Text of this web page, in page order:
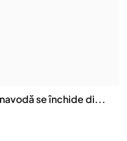
se închide di...